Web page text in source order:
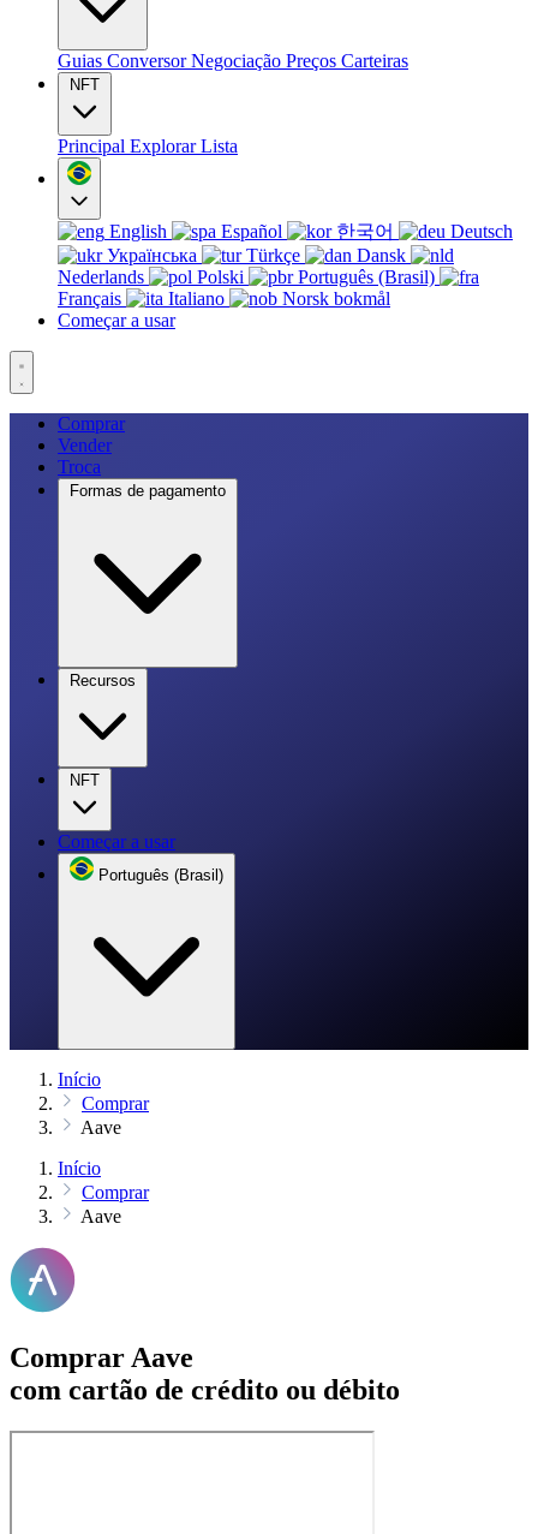
Guias ConversorNegociação Preços Carteiras
NFT
Principal ExplorarLista
English Español 한국어
Deutsch
Українська
Türkçe
Dansk
Nederlands
Polski
Português (Brasil)
Français
Italiano
Norsk bokmål
Começar a usar
Comprar
Vender
Troca
Formas de pagamento
Recursos
NFT
Começar a usar
Português (Brasil)
Início
Comprar
Aave
Início
Comprar
Aave
Comprar Aave
com cartão de crédito ou débito